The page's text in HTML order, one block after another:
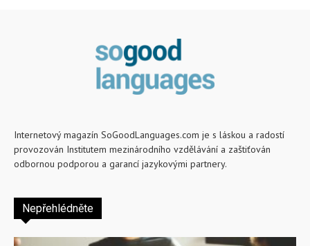
Internetový magazín SoGoodLanguages.com je s láskou a radostí
provozován Institutem mezinárodního vzdělávání a zaštiťován
odbornou podporou a garancí jazykovými partnery.
Nepřehlédněte